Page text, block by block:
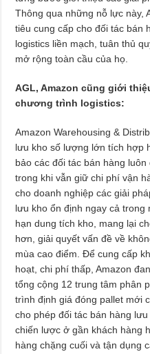
Thông qua những nỗ lực này,
tiêu cung cấp cho đối tác bán
logistics liền mạch, tuân thủ
mở rộng toàn cầu của họ.
AGL, Amazon cũng giới
chương trình logistics:
Amazon Warehousing &
lưu kho số lượng lớn tích hợp
bảo các đối tác bán hàng
trong khi vẫn giữ chi phí vận
cho doanh nghiệp các giải
lưu kho ổn định ngay cả
hạn dung tích kho, mang lại
hơn, giải quyết vấn đề về
mùa cao điểm. Để cung cấp
hoạt, chi phí thấp, Amazon
tổng cộng 12 trung tâm phân
trình định giá đóng pallet mới
cho phép đối tác bán hàng
chiến lược ở gần khách hàng
hàng chặng cuối và tận dụng